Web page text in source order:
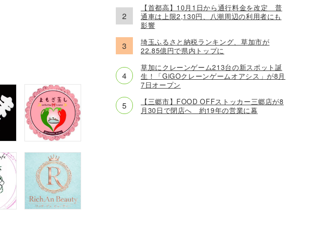
【首都高】10月1日から通行料金を改定 普
通車は上限2,130円、八潮周辺の利用者にも
影響
埼玉ふるさと納税ランキング、草加市が
22.85億円で県内トップに
草加にクレーンゲーム213台の新スポット誕
生！「GiGOクレーンゲームオアシス」が8月
7日オープン
【三郷市】FOOD OFFストッカー三郷店が8
月30日で閉店へ 約19年の営業に幕